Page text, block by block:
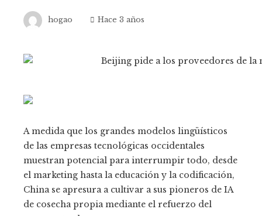
hogao Hace 3 años
A medida que los grandes modelos lingüísticos
de las empresas tecnológicas occidentales
muestran potencial para interrumpir todo, desde
el marketing hasta la educación y la codificación,
China se apresura a cultivar a sus pioneros de IA
de cosecha propia mediante el refuerzo del